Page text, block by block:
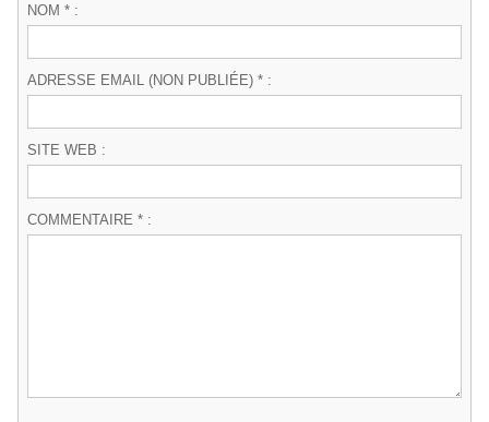
NOM * :
ADRESSE EMAIL (NON PUBLIÉE) * :
SITE WEB :
COMMENTAIRE * :